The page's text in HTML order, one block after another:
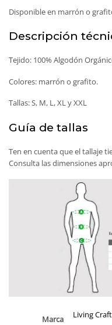
Disponible en marrón o
Descripción
Tejido: 100% Algodón
Colores: marrón o grafito.
Tallas: S, M, L, XL y XXL
Guía de tallas
Ten en cuenta que el tallaje
Consulta las dimensiones
Marca Living